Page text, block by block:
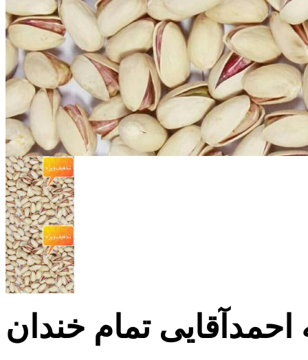
احمدآقایی تمام خندان